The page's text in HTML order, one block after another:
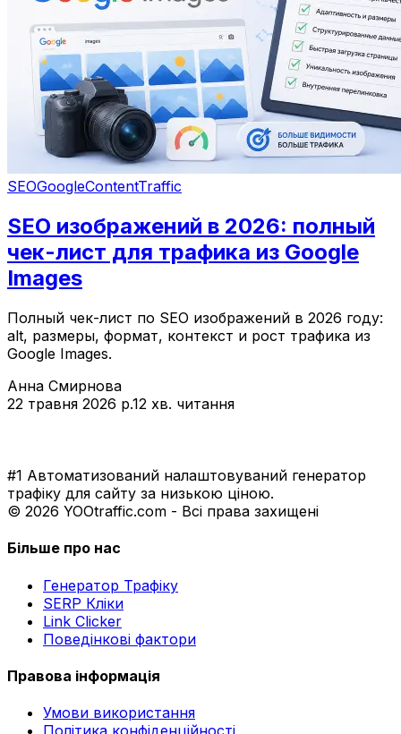
SEOGoogleContentTraffic
SEO изображений в 2026: полный
чек-лист для трафика из Google
Images
Полный чек-лист по SEO изображений в 2026 году:
alt, размеры, формат, контекст и рост трафика из
Google Images.
Анна Смирнова
22 травня 2026 р.12 хв. читання
#1 Автоматизований налаштовуваний генератор
трафіку для сайту за низькою ціною.
© 2026 YOOtraffic.com - Всі права захищені
Більше про нас
Генератор Трафіку
SERP Кліки
Link Clicker
Поведінкові фактори
Правова інформація
Умови використання